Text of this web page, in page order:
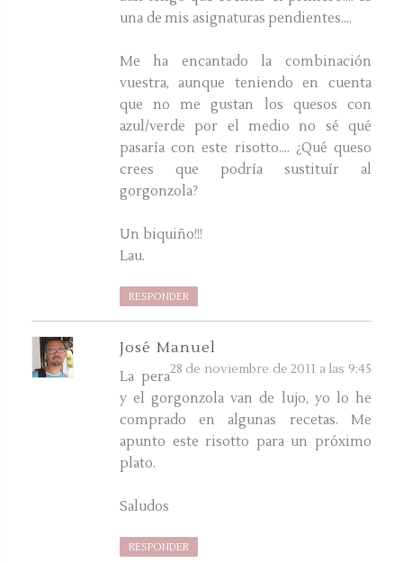
una de mis asignaturas pendientes....
Me ha encantado la combinación
vuestra, aunque teniendo en cuenta
que no me gustan los quesos con
azul/verde por el medio no sé qué
pasaría con este risotto.... ¿Qué queso
crees que podría sustituír al
gorgonzola?
Un biquiño!!!
Lau.
RESPONDER
José Manuel
28 de noviembre de 2011 a las 9:45
La pera
y el gorgonzola van de lujo, yo lo he
comprado en algunas recetas. Me
apunto este risotto para un próximo
plato.
Saludos
RESPONDER